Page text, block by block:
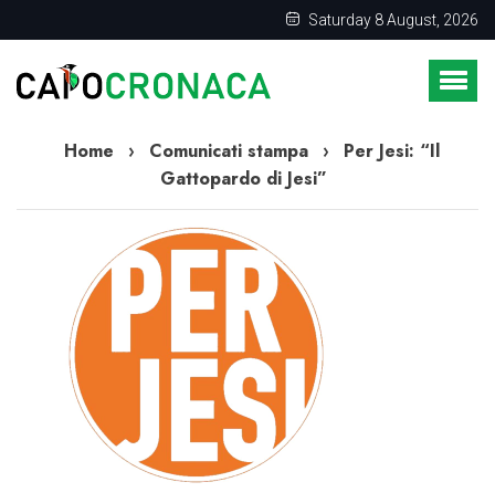
Saturday 8 August, 2026
Home › Comunicati stampa ›
Per Jesi: “Il
Gattopardo di Jesi”